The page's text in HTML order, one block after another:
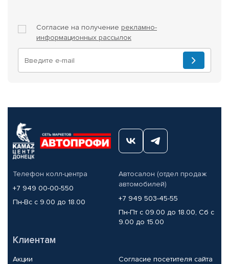
Согласие на получение рекламно-
информационных рассылок
Телефон колл-центра
+7 949 00-00-550
Пн-Вс с 9.00 до 18.00
Автосалон (отдел продаж
автомобилей)
+7 949 503-45-55
Пн-Пт с 09.00 до 18.00, Сб с
9.00 до 15.00
Клиентам
Акции
Согласие посетителя сайта